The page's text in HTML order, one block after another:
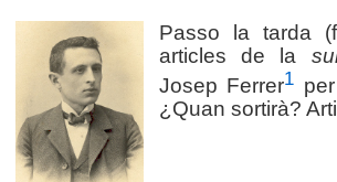
Passo la tarda
articles de la
Josep Ferrer1
¿Quan sortirà?